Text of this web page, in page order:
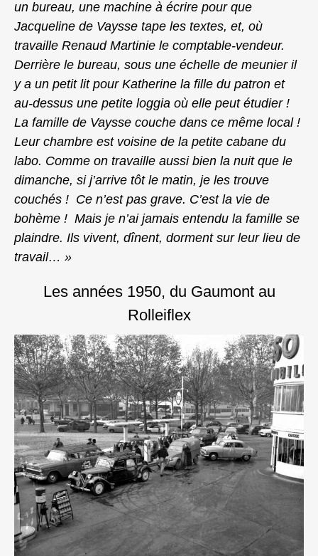
un bureau, une machine à écrire pour que
Jacqueline de Vaysse tape les textes, et, où
travaille Renaud Martinie le comptable-vendeur.
Derrière le bureau, sous une échelle de meunier il
y a un petit lit pour Katherine la fille du patron et
au-dessus une petite loggia où elle peut étudier !
La famille de Vaysse couche dans ce même local !
Leur chambre est voisine de la petite cabane du
labo. Comme on travaille aussi bien la nuit que le
dimanche, si j’arrive tôt le matin, je les trouve
couchés ! Ce n’est pas grave. C’est la vie de
bohème ! Mais je n’ai jamais entendu la famille se
plaindre. Ils vivent, dînent, dorment sur leur lieu de
travail… »
Les années 1950, du Gaumont au
Rolleiflex